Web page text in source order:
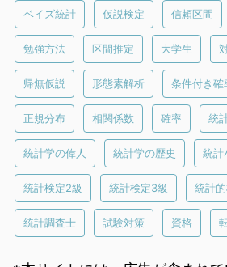
ベイズ統計 仮説検定 信頼区間
勉強方法 区間推定 大学生
帰無仮説 形態素解析 条件付き確
正規分布 相関係数 確率 統
統計学の偉人 統計学の歴史 統計
統計検定2級 統計検定3級 統計
統計調査士 試験対策 資格